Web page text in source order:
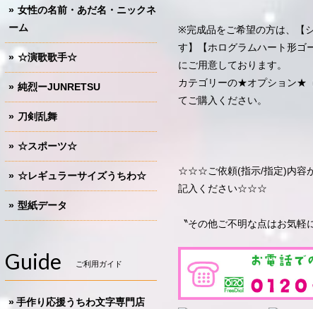
※完成品をご希望の方は、【
す】【ホログラムハート形ゴ
にご用意しております。
カテゴリーの★オプション★
てご購入ください。
☆☆☆ご依頼(指示/指定)内容
記入ください☆☆☆
〝その他ご不明な点はお気軽
女性の名前・あだ名・ニックネ
ーム
☆演歌歌手☆
純烈ーJUNRETSU
刀剣乱舞
☆スポーツ☆
☆レギュラーサイズうちわ☆
型紙データ
Guide ご利用ガイド
手作り応援うちわ文字専門店